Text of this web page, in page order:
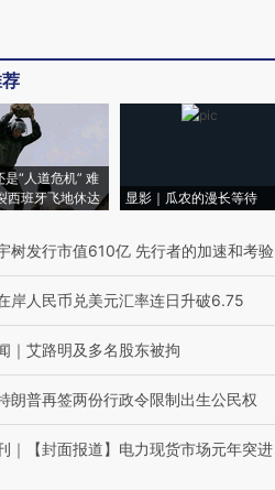
是“人道危机” 难
西班牙飞地休达
显影｜瓜农的漫长等待
树发行市值610亿 先行者的加速和考验
岸人民币兑美元汇率连日升破6.75
｜ 艾路明及多名股东被拘
朗普再签两份行政令限制出生公民权
｜ 【封面报道】电力现货市场元年突进